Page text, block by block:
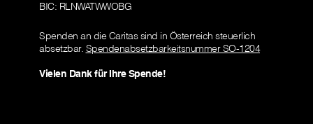
BIC: RLNWATWWOBG
Spenden an die Caritas sind in Österreich steuerlich
absetzbar. Spendenabsetzbarkeitsnummer SO-1204
Vielen Dank für Ihre Spende!